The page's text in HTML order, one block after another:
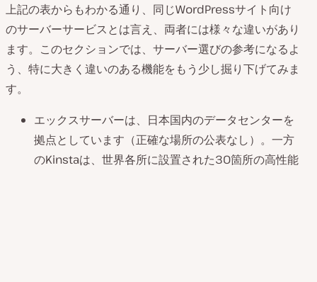
上記の表からもわかる通り、同じWordPressサイト向け
のサーバーサービスとは言え、両者には様々な違いがあり
ます。このセクションでは、サーバー選びの参考になるよ
う、特に大きく違いのある機能をもう少し掘り下げてみま
す。
エックスサーバーは、日本国内のデータセンターを
拠点としています（正確な場所の公表なし）。一方
のKinstaは、世界各所に設置された30箇所の高性能